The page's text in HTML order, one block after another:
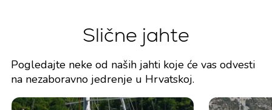
Slične jahte
Pogledajte neke od naših jahti koje će vas odvesti
na nezaboravno jedrenje u Hrvatskoj.